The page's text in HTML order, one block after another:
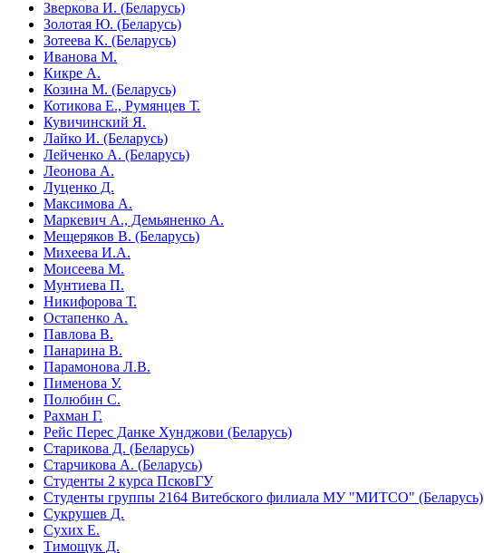
Зверкова И. (Беларусь)
Золотая Ю. (Беларусь)
Зотеева К. (Беларусь)
Иванова М.
Кикре А.
Козина М. (Беларусь)
Котикова Е., Румянцев Т.
Кувичинский Я.
Лайко И. (Беларусь)
Лейченко А. (Беларусь)
Леонова А.
Луценко Д.
Максимова А.
Маркевич А., Демьяненко А.
Мещеряков В. (Беларусь)
Михеева И.А.
Моисеева М.
Мунтиева П.
Никифорова Т.
Остапенко А.
Павлова В.
Панарина В.
Парамонова Л.В.
Пименова У.
Полюбин С.
Рахман Г.
Рейс Перес Данке Хунджови (Беларусь)
Старикова Д. (Беларусь)
Старчикова А. (Беларусь)
Студенты 2 курса ПсковГУ
Студенты группы 2164 Витебского филиала МУ "МИТСО" (Беларусь)
Сукрушев Д.
Сухих Е.
Тимощук Д.